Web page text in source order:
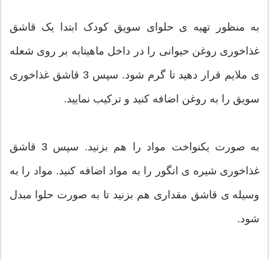
به منظور تهیه ی حلوای سویق کودک ابتدا یک قاشق
غذاخوری روغن حیوانی را در داخل ماهیتابه بر روی شعله
ی ملایم قرار دهید تا گرم شود. سپس 3 قاشق غذاخوری
سویق را به روغن اضافه کنید و ترکیب نمایید.
به صورت یکنواخت مواد را هم بزنید. سپس 3 قاشق
غذاخوری شیره ی انگور را به مواد اضافه کنید. مواد را به
وسیله ی قاشق مقداری هم بزنید تا به صورت حلوا مبدل
شود.